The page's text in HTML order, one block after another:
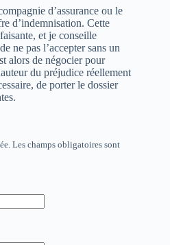
d’assurance ou le
d’indemnisation. Cette
et je conseille
ne pas l’accepter sans un
alors de négocier pour
du préjudice réellement
de porter le dossier
Les champs obligatoires sont